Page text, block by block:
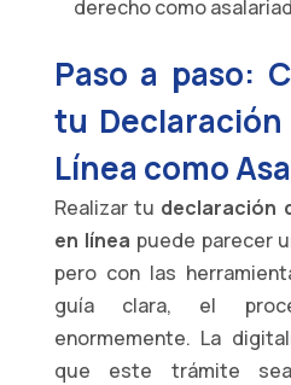
derecho como
Paso a paso:
tu
Línea como
Realizar tu declaración
en línea puede parecer
pero con las
guía clara, el
enormemente. La
que este trámite